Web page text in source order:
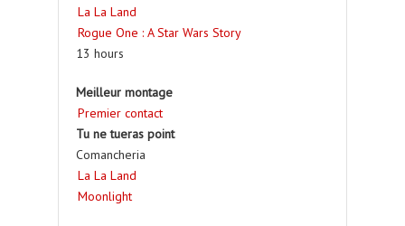
La La Land
Rogue One : A Star Wars Story
13 hours
Meilleur montage
Premier contact
Tu ne tueras point
Comancheria
La La Land
Moonlight